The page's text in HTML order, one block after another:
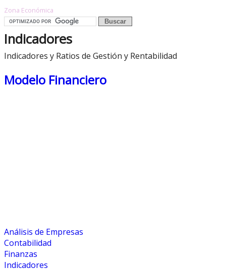
Zona Económica
Indicadores
Indicadores y Ratios de Gestión y Rentabilidad
Modelo Financiero
Análisis de Empresas
Contabilidad
Finanzas
Indicadores